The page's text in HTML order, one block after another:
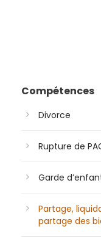
Compétences
Divorce
Rupture de
Garde
Partage,
partage des